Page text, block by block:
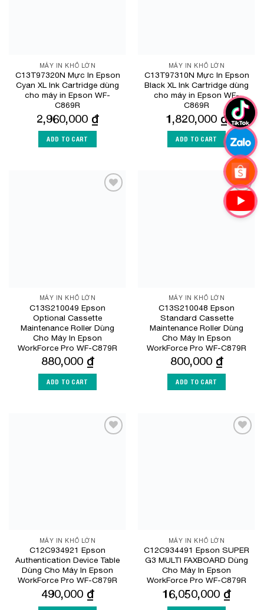
MÁY IN KHỔ LỚN
C13T97320N Mực In Epson
Cyan XL Ink Cartridge dùng
cho máy in Epson WF-
C869R
2,960,000 ₫
ADD TO CART
MÁY IN KHỔ LỚN
C13T97310N Mực In Epson
Black XL Ink Cartridge dùng
cho máy in Epson WF-
C869R
1,820,000 ₫
ADD TO CART
MÁY IN KHỔ LỚN
C13S210049 Epson
Optional Cassette
Maintenance Roller Dùng
Cho Máy In Epson
WorkForce Pro WF-C879R
880,000 ₫
ADD TO CART
Add to
Wishlist
MÁY IN KHỔ LỚN
C13S210048 Epson
Standard Cassette
Maintenance Roller Dùng
Cho Máy In Epson
WorkForce Pro WF-C879R
800,000 ₫
ADD TO CART
MÁY IN KHỔ LỚN
C12C934921 Epson
Authentication Device Table
Dùng Cho Máy In Epson
WorkForce Pro WF-C879R
490,000 ₫
MÁY IN KHỔ LỚN
C12C934491 Epson SUPER
G3 MULTI FAXBOARD Dùng
Cho Máy In Epson
WorkForce Pro WF-C879R
16,050,000 ₫